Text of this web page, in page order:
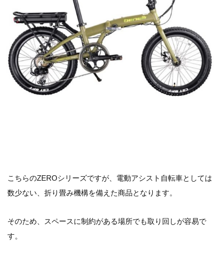
こちらのZEROシリーズですが、電動アシスト自転車としては
数少ない、折り畳み機構を備えた商品となります。
そのため、スペースに制約がある場所でも取り回しが容易で
す。